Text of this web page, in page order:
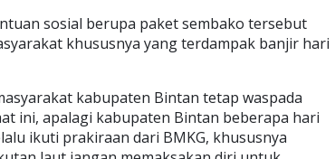
sosial berupa paket sembako tersebut
khususnya yang terdampak banjir hari
kabupaten Bintan tetap waspada
ini, apalagi kabupaten Bintan beberapa hari
ikuti prakiraan dari BMKG, khususnya